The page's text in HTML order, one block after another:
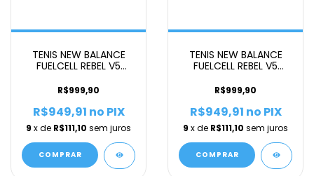
TENIS NEW BALANCE
FUELCELL REBEL V5
R$999,90
9 x de R$111,10 sem juros
R$949,91 no PIX
COMPRAR
TENIS NEW BALANCE
FUELCELL REBEL V5
R$999,90
9 x de R$111,10 sem juros
R$949,91 no PIX
COMPRAR